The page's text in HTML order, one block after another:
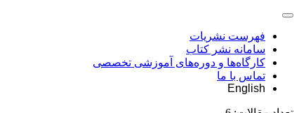
فهرست نشریات
سامانه نشر کتاب
کارگاه‌ها و دوره‌های آموزشی تخصصی
تماس با ما
English